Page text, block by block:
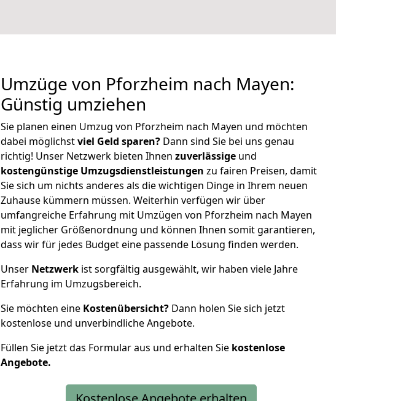
Umzüge von Pforzheim nach Mayen:
Günstig umziehen
Sie planen einen Umzug von Pforzheim nach Mayen und möchten
dabei möglichstviel Geld sparen? Dann sind Sie bei uns genau
richtig! Unser Netzwerk bieten Ihnen zuverlässige und
kostengünstige Umzugsdienstleistungen zu fairen Preisen, damit
Sie sich um nichts anderes als die wichtigen Dinge in Ihrem neuen
Zuhause kümmern müssen. Weiterhin verfügen wir über
umfangreiche Erfahrung mit Umzügen von Pforzheim nach Mayen
mit jeglicher Größenordnung und können Ihnen somit garantieren,
dass wir für jedes Budget eine passende Lösung finden werden.
Unser Netzwerk ist sorgfältig ausgewählt, wir haben viele Jahre
Erfahrung im Umzugsbereich.
Sie möchten eine Kostenübersicht? Dann holen Sie sich jetzt
kostenlose und unverbindliche Angebote.
Füllen Sie jetzt das Formular aus und erhalten Sie kostenlose
Angebote.